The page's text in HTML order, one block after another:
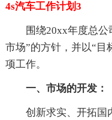
4s汽车工作计划3
围绕20xx年度总
市场”的方针，并以“目
项工作。
一、市场的开发：
创新求实、开拓国